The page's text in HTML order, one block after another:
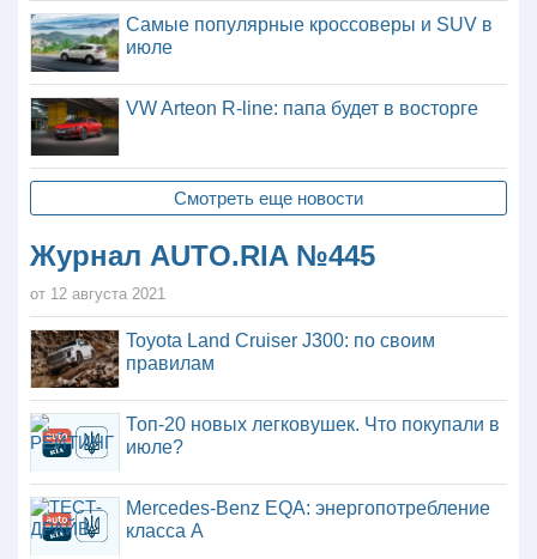
Самые популярные кроссоверы и SUV в
июле
VW Arteon R-line: папа будет в восторге
Смотреть еще новости
Журнал AUTO.RIA №445
от 12 августа 2021
Toyota Land Cruiser J300: по своим
правилам
Топ-20 новых легковушек. Что покупали в
июле?
Mercedes-Benz EQA: энергопотребление
класса А